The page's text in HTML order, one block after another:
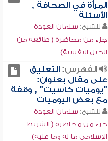
المرأة في الصحافة ,
الأسئلة
للشيخ: سلمان العودة
جزء من محاضرة ( طائفة من
الحيل النفسية)
الفهرس:التعليق
على مقال بعنوان:
"يوميات كاسيت" , وقفة
مع بعض اليوميات
للشيخ: سلمان العودة
جزء من محاضرة ( الشريط
الإسلامي ما له وما عليه)